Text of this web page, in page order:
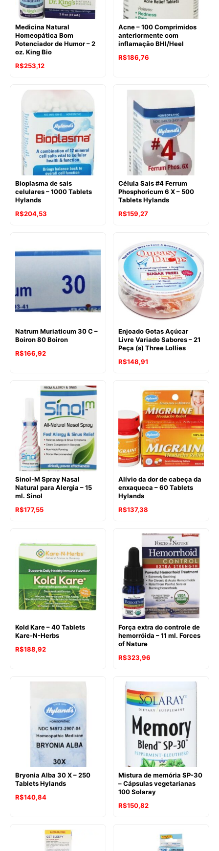
Medicina Natural
Homeopática Bom
Potenciador de Humor – 2
oz. King Bio
R$253,12
Acne – 100 Comprimidos
anteriormente com
inflamação BHI/Heel
R$186,76
Bioplasma de sais
celulares – 1000 Tablets
Hylands
R$204,53
Célula Sais #4 Ferrum
Phosphoricum 6 X – 500
Tablets Hylands
O
era:
R$189,19.
R$159,27O
é:
R$159,27.
Natrum Muriaticum 30 C –
Boiron 80 Boiron
R$166,92
Enjoado Gotas Açúcar
Livre Variado Sabores – 21
Peça (s) Three Lollies
R$148,91
Sinol-M Spray Nasal
Natural para Alergia – 15
ml. Sinol
R$177,55
Alívio da dor de cabeça da
enxaqueca – 60 Tablets
Hylands
R$137,38
Kold Kare – 40 Tablets
Kare-N-Herbs
R$188,92
Força extra do controle de
hemorróida – 11 ml. Forces
of Nature
R$323,96
Bryonia Alba 30 X – 250
Tablets Hylands
R$140,84
Mistura de memória SP-30
– Cápsulas vegetarianas
100 Solaray
R$150,82